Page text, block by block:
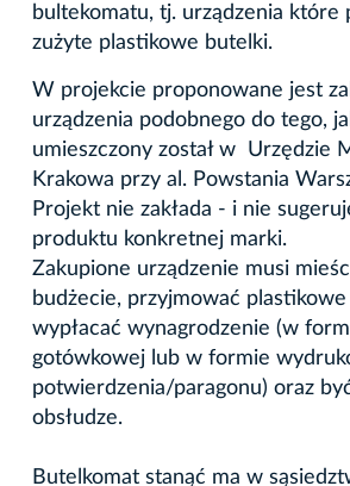
bultekomatu, tj. urządzenia które
zużyte plastikowe butelki.
W projekcie proponowane jest
urządzenia podobnego do tego,
umieszczony został w Urzędzie
Krakowa przy al. Powstania
Projekt nie zakłada - i nie
produktu konkretnej marki.
Zakupione urządzenie musi
budżecie, przyjmować
wypłacać wynagrodzenie (w
gotówkowej lub w formie
potwierdzenia/paragonu) oraz
obsłudze.
Butelkomat stanąć ma w